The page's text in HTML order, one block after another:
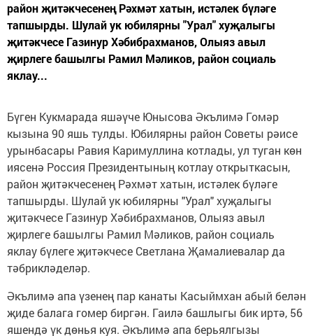
район җитәкчесенең Рәхмәт хатын, истәлек бүләге
тапшырды. Шулай ук юбилярны "Урал" хуҗалыгы
җитәкчесе Газинур Хәбибрахманов, Олыяз авыл
җирлеге башылгы Рамил Мәликов, район социаль
яклау...
Бүген Кукмарада яшәүче Юнысова Әкълимә Гомәр
кызына 90 яшь тулды. Юбилярны район Советы рәисе
урынбасары Равия Каримуллина котлады, ул туган көн
иясенә Россия Президентының котлау открыткасын,
район җитәкчесенең Рәхмәт хатын, истәлек бүләге
тапшырды. Шулай ук юбилярны "Урал" хуҗалыгы
җитәкчесе Газинур Хәбибрахманов, Олыяз авыл
җирлеге башылгы Рамил Мәликов, район социаль
яклау бүлеге җитәкчесе Светлана Җамалиевалар да
тәбрикләделәр.
Әкълимә апа үзенең пар канаты Касыймхан абый белән
җиде балага гомер биргән. Гаилә башлыгы бик иртә, 56
яшендә үк дөнья куя. Әкълимә апа берьялгызы